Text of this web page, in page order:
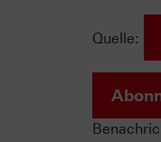
Quelle: